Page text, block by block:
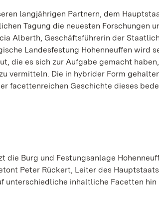
langjährigen Partnern, dem
Tagung die neuesten Forschungen
Alberth, Geschäftsführerin der
Landesfestung Hohenneuffen wird
die es sich zur Aufgabe gemacht
vermitteln. Die in hybrider Form
facettenreichen Geschichte dieses
die Burg und Festungsanlage
Peter Rückert, Leiter des
unterschiedliche inhaltliche Facetten